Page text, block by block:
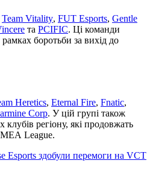
Team Vitality, FUT Esports, Gentle
та PCIFIC. Ці команди
боротьби за вихід до
Heretics, Eternal Fire, Fnatic,
Corp. У цій групі також
клубів регіону, які продовжать
League.
Esports здобули перемоги на VCT